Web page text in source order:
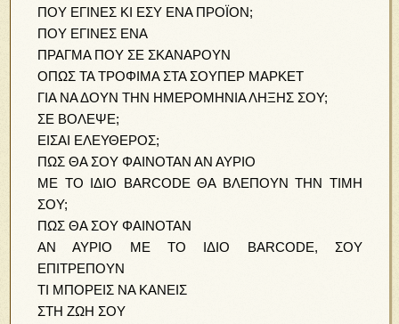
ΠΟΥ ΕΓΙΝΕΣ ΚΙ ΕΣΥ ΕΝΑ ΠΡΟΪΟΝ;
ΠΟΥ ΕΓΙΝΕΣ ΕΝΑ
ΠΡΑΓΜΑ ΠΟΥ ΣΕ ΣΚΑΝΑΡΟΥΝ
ΟΠΩΣ ΤΑ ΤΡΟΦΙΜΑ ΣΤΑ ΣΟΥΠΕΡ ΜΑΡΚΕΤ
ΓΙΑ ΝΑ ΔΟΥΝ ΤΗΝ ΗΜΕΡΟΜΗΝΙΑ ΛΗΞΗΣ ΣΟΥ;
ΣΕ ΒΟΛΕΨΕ;
ΕΙΣΑΙ ΕΛΕΥΘΕΡΟΣ;
ΠΩΣ ΘΑ ΣΟΥ ΦΑΙΝΟΤΑΝ ΑΝ ΑΥΡΙΟ
ΜΕ ΤΟ ΙΔΙΟ BARCODE ΘΑ ΒΛΕΠΟΥΝ ΤΗΝ ΤΙΜΗ
ΣΟΥ;
ΠΩΣ ΘΑ ΣΟΥ ΦΑΙΝΟΤΑΝ
ΑΝ ΑΥΡΙΟ ΜΕ ΤΟ ΙΔΙΟ BARCODE, ΣΟΥ
ΕΠΙΤΡΕΠΟΥΝ
ΤΙ ΜΠΟΡΕΙΣ ΝΑ ΚΑΝΕΙΣ
ΣΤΗ ΖΩΗ ΣΟΥ